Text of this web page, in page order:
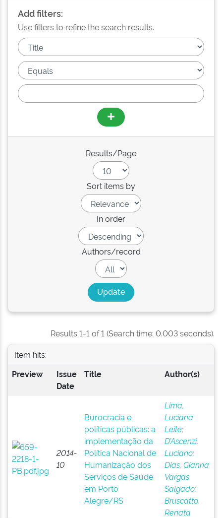
Add filters:
Use filters to refine the search results.
Results/Page
Sort items by
In order
Authors/record
Results 1-1 of 1 (Search time: 0.003 seconds).
Item hits:
Preview
Issue
Date
Title Author(s)
2014-
10
Burocracia e
políticas públicas: a
implementação da
Política Nacional de
Humanização dos
Serviços de Saúde
em Porto
Alegre/RS
Lima,
Luciana
Leite;
D’Ascenzi,
Luciano;
Dias, Gianna
Vargas
Salgado;
Bruscatto,
Renata